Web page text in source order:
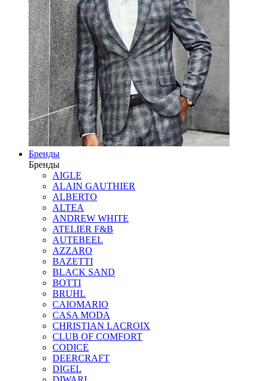
Бренды
Бренды
AIGLE
ALAIN GAUTHIER
ALBERTO
ALTEA
ANDREW WHITE
ATELIER F&B
AUTEBEEL
AZZARO
BAZETTI
BLACK SAND
BOTTI
BRUHL
CAIOMARIO
CASA MODA
CHRISTIAN LACROIX
CLUB OF COMFORT
CODICE
DEERCRAFT
DIGEL